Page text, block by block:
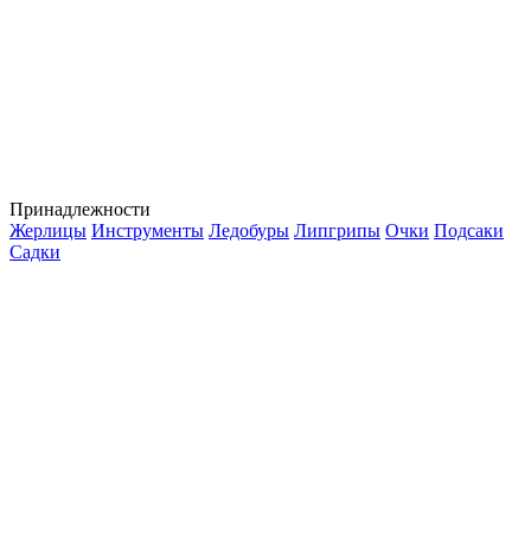
Принадлежности
Жерлицы Инструменты Ледобуры Липгрипы Очки Подсаки
Садки